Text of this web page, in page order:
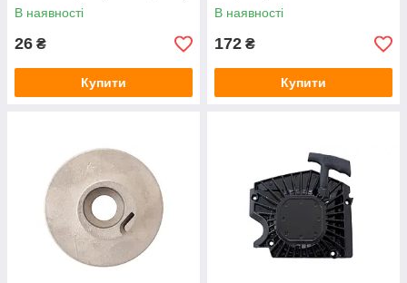
В наявності
26 ₴
Купити
В наявності
172 ₴
Купити